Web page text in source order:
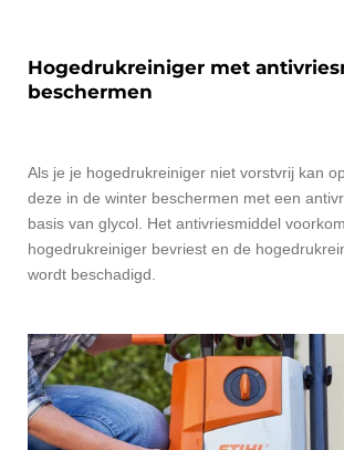
Hogedrukreiniger met
beschermen
Als je je hogedrukreiniger niet vorstvrij kan
deze in de winter beschermen met een
basis van glycol. Het antivriesmiddel
hogedrukreiniger bevriest en de
wordt beschadigd.